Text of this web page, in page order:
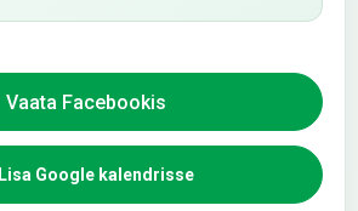
Vaata Facebookis
Lisa Google kalendrisse